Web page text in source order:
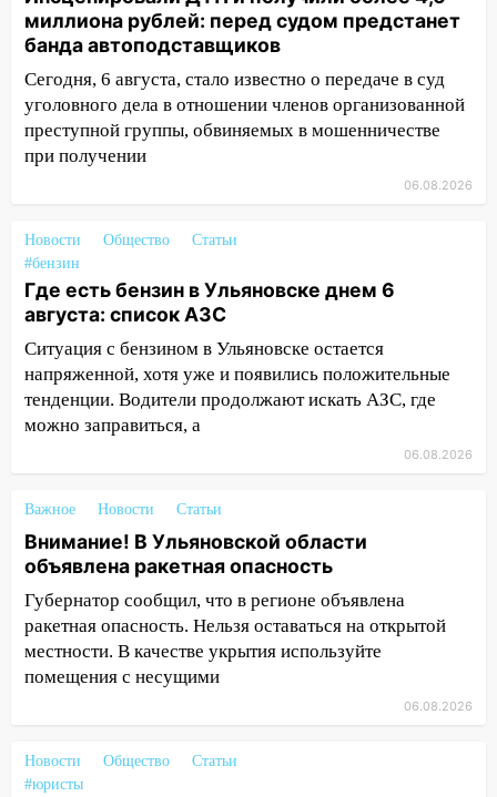
120 тысяч долга
11:49 Снят режим «Ракетная
опасность» на территории Ульяновской
области
11:30 Кабмин РФ разрешил до 1 июля
2027 года импорт, выпуск и обращение
11:12
Соцсети: на Рябикова автомобиль
врезался в забор
10:27 Где есть бензин в Ульяновске
днем 6 августа: список АЗС
10:16 Внимание! В Ульяновской области
объявлена ракетная опасность
10:00
В Старомайнском районе утонул
09:50
В Ульяновске черный коршун
09:44 Ульяновские спасатели помогли
юному велосипедисту на улице
Чернышевского
08:21 В Заволжском районе украли два
велосипеда
погода в четверг
миллиона рублей: перед судом предстанет
банда автоподставщиков
Сегодня, 6 августа, стало известно о передаче в суд
уголовного дела в отношении членов организованной
преступной группы, обвиняемых в мошенничестве
при получении
06.08.2026
Новости Общество
Статьи
#бензин
Где есть бензин в Ульяновске днем 6
августа: список АЗС
Ситуация с бензином в Ульяновске остается
напряженной, хотя уже и появились положительные
тенденции. Водители продолжают искать АЗС, где
можно заправиться, а
06.08.2026
Важное Новости Статьи
Внимание! В Ульяновской области
объявлена ракетная опасность
Губернатор сообщил, что в регионе объявлена
ракетная опасность. Нельзя оставаться на открытой
местности. В качестве укрытия используйте
помещения с несущими
06.08.2026
Новости Общество
Статьи
#юристы